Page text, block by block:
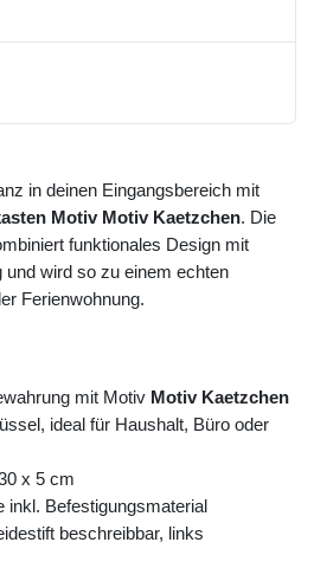
in deinen Eingangsbereich mit
Motiv Motiv Kaetzchen. Die
funktionales Design mit
und wird so zu einem echten
Ferienwohnung.
mit Motiv Motiv Kaetzchen
ideal für Haushalt, Büro oder
x 5 cm
inkl. Befestigungsmaterial
beschreibbar, links